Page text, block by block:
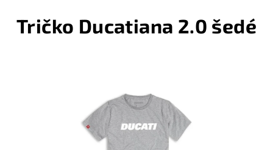
košík
Tričko Ducatiana 2.0 šedé